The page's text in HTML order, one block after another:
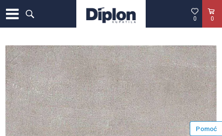
0
0
Pomoć